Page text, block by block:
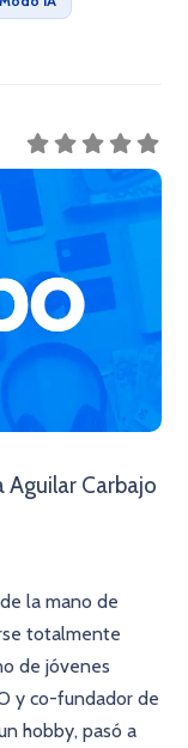
Aguilar Carbajo
la mano de
totalmente
de jóvenes
y co-fundador de
hobby, pasó a